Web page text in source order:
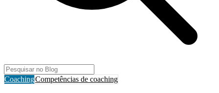
CoachingCompetências de coaching